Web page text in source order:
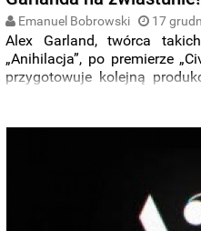
Emanuel Bobrowski 17
Alex Garland, twórca
„Anihilacja”, po premierze
przygotowuje kolejną
wojenny, osadzony
pierwszy zwiastun